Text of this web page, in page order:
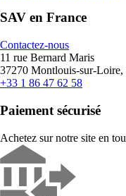
SAV en France
Contactez-nous
11 rue Bernard Maris
37270 Montlouis-sur-Loire,
+33 1 86 47 62 58
Paiement sécurisé
Achetez sur notre site en